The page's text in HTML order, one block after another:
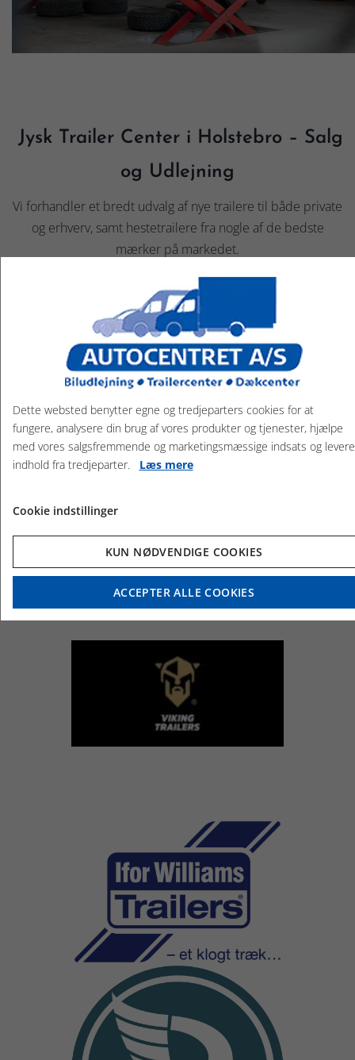
Jysk Trailer Center i Holstebro – Salg
og Udlejning
Vi forhandler et bredt udvalg af nye trailere til både private
og erhverv, samt hestetrailere fra nogle af de bedste
mærker på markedet.
Vi tilbyder udlejning af bl.a. trailer, personbil, kassevogne
m/u lift, lastbil, busser - handicapbusser og hestetrailer
Kig forbi!
Dette websted benytter egne og tredjeparters cookies for at
fungere, analysere din brug af vores produkter og tjenester, hjælpe
med vores salgsfremmende og marketingsmæssige indsats og levere
indhold fra tredjeparter.
Læs mere
Cookie indstillinger
KUN NØDVENDIGE COOKIES
ACCEPTER ALLE COOKIES